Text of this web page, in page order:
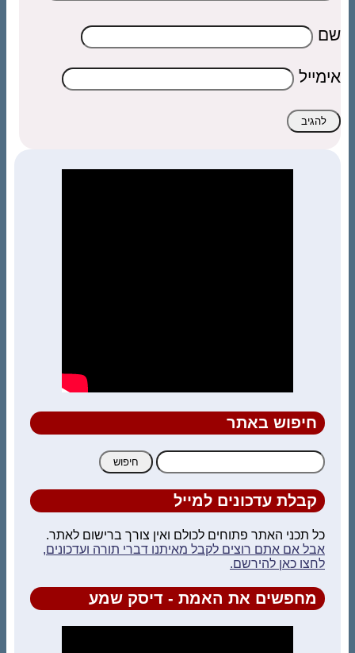
שם
אימייל
חיפוש באתר
חיפוש:
קבלת עדכונים למייל
כל תכני האתר פתוחים לכולם ואין צורך ברישום לאתר.
אבל אם אתם רוצים לקבל מאיתנו דברי תורה ועדכונים,
לחצו כאן להירשם.
מחפשים את האמת - דיסק שמע